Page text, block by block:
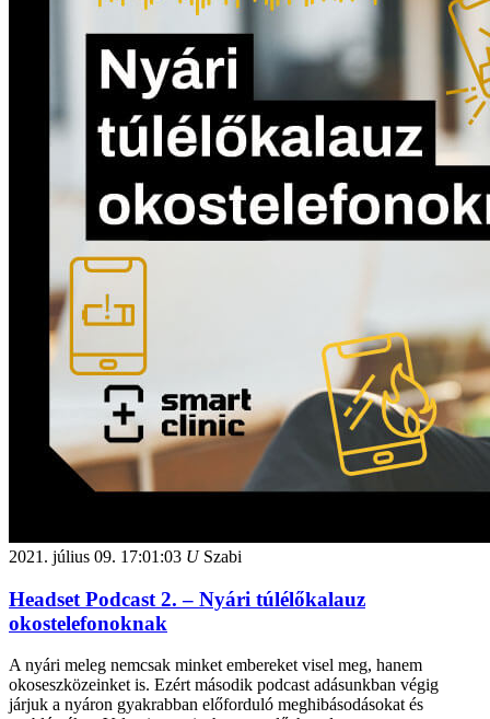
2021. július 09. 17:01:03 USzabi
Headset Podcast 2. – Nyári túlélőkalauz
okostelefonoknak
A nyári meleg nemcsak minket embereket visel meg, hanem
okoseszközeinket is. Ezért második podcast adásunkban végig
járjuk a nyáron gyakrabban előforduló meghibásodásokat és